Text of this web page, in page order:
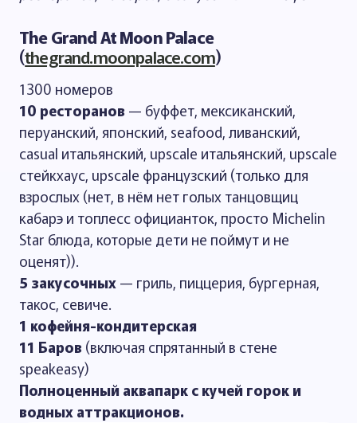
The Grand At Moon Palace
(thegrand.moonpalace.com)
1300 номеров
10 ресторанов — буффет, мексиканский,
перуанский, японский, seafood, ливанский,
casual итальянский, upscale итальянский, upscale
стейкхаус, upscale французский (только для
взрослых (нет, в нём нет голых танцовщиц
кабарэ и топлесс официанток, просто Michelin
Star блюда, которые дети не поймут и не
оценят)).
5 закусочных— гриль, пиццерия, бургерная,
такос, севиче.
1 кофейня-кондитерская
11 Баров (включая спрятанный в стене
speakeasy)
Полноценный аквапарк с кучей горок и
водных аттракционов.